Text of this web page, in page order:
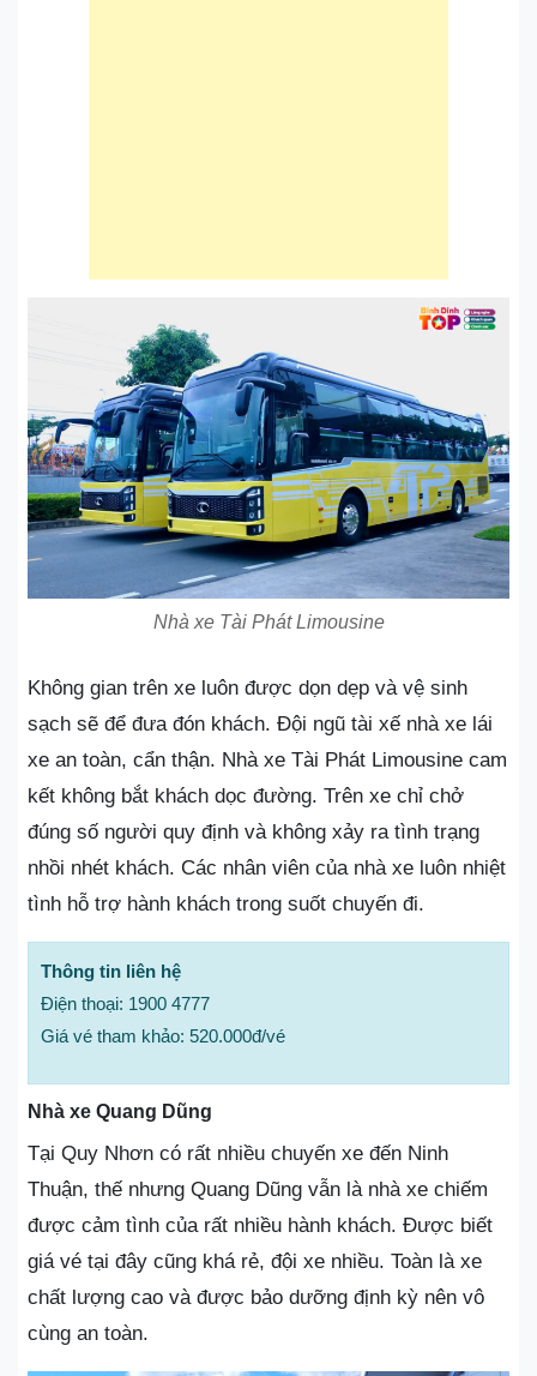
Nhà xe Tài Phát Limousine
Không gian trên xe luôn được dọn dẹp và vệ sinh
sạch sẽ để đưa đón khách. Đội ngũ tài xế nhà xe lái
xe an toàn, cẩn thận. Nhà xe Tài Phát Limousine cam
kết không bắt khách dọc đường. Trên xe chỉ chở
đúng số người quy định và không xảy ra tình trạng
nhồi nhét khách. Các nhân viên của nhà xe luôn nhiệt
tình hỗ trợ hành khách trong suốt chuyến đi.
Thông tin liên hệ
Điện thoại: 1900 4777
Giá vé tham khảo: 520.000đ/vé
Nhà xe Quang Dũng
Tại Quy Nhơn có rất nhiều chuyến xe đến Ninh
Thuận, thế nhưng Quang Dũng vẫn là nhà xe chiếm
được cảm tình của rất nhiều hành khách. Được biết
giá vé tại đây cũng khá rẻ, đội xe nhiều. Toàn là xe
chất lượng cao và được bảo dưỡng định kỳ nên vô
cùng an toàn.